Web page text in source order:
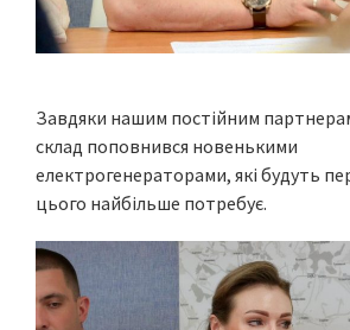
Завдяки нашим постійним
склад поповнився новенькими
електрогенераторами, які будуть
цього найбільше потребує.